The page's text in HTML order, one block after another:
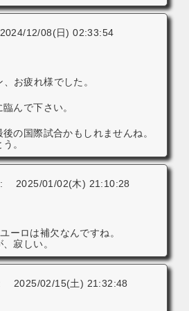
12/08(日) 02:33:54
お疲れ様でした。
んで下さい。
の国際試合かもしれませんね。
。
: 2025/01/02(木) 21:10:28
ーロは補欠なんですね。
寂しい。
2025/02/15(土) 21:32:48